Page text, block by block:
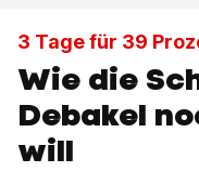
3 Tage für 39
Wie die
Debakel
will